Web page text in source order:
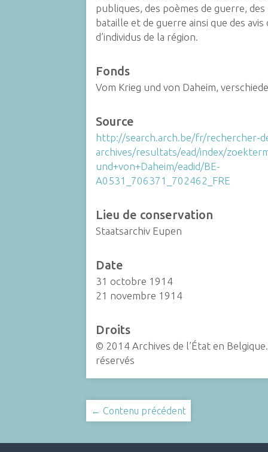
publiques, des poèmes de guerre,
bataille et de guerre ainsi que des avis
d’individus de la région.
Fonds
Vom Krieg und von Daheim,
Source
http://search.arch.be/fr/rechercher-
archives/resultats/ead/index/
und+von+Daheim/eadid/BE-
A0531_706371_702462_FRE
Lieu de conservation
Staatsarchiv Eupen
Date
31 octobre 1914
21 novembre 1914
Droits
© 2014 Archives de l’État en
réservés
← Contenu précédent